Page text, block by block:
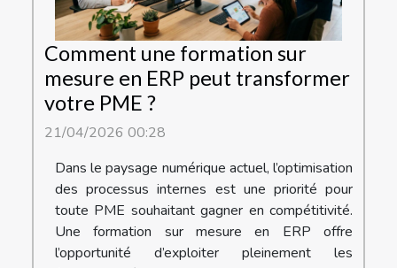
Comment une formation sur
mesure en ERP peut transformer
votre PME ?
21/04/2026 00:28
Dans le paysage numérique actuel, l’optimisation
des processus internes est une priorité pour
toute PME souhaitant gagner en compétitivité.
Une formation sur mesure en ERP offre
l’opportunité d’exploiter pleinement les